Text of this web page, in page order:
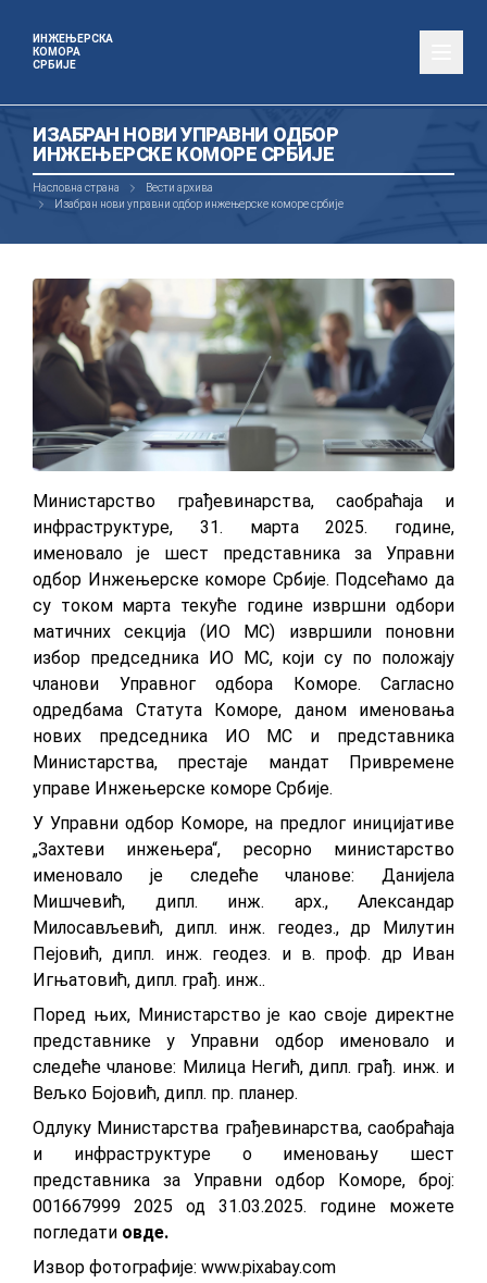
ИНЖЕЊЕРСКА
КОМОРА
СРБИЈЕ
ИЗАБРАН НОВИ УПРАВНИ ОДБОР
ИНЖЕЊЕРСКЕ КОМОРЕ СРБИЈЕ
Насловна страна
Вести архива
Изабран нови управни одбор инжењерске коморе србије
Министарство грађевинарства, саобраћаја и
инфраструктуре, 31. марта 2025. године,
именовало је шест представника за Управни
одбор Инжењерске коморе Србије. Подсећамо да
су током марта текуће године извршни одбори
матичних секција (ИО МС) извршили поновни
избор председника ИО МС, који су по положају
чланови Управног одбора Коморе. Сагласно
одредбама Статута Коморе, даном именовања
нових председника ИО МС и представника
Министарства, престаје мандат Привремене
управе Инжењерске коморе Србије.
У Управни одбор Коморе, на предлог иницијативе
„Захтеви инжењера“, ресорно министарство
именовало је следеће чланове: Данијела
Мишчевић, дипл. инж. арх., Александар
Милосављевић, дипл. инж. геодез., др Милутин
Пејовић, дипл. инж. геодез. и в. проф. др Иван
Игњатовић, дипл. грађ. инж..
Поред њих, Министарство је као своје директне
представнике у Управни одбор именовало и
следеће чланове: Милица Негић, дипл. грађ. инж. и
Вељко Бојовић, дипл. пр. планер.
Одлуку Министарства грађевинарства, саобраћаја
и инфраструктуре о именовању шeст
прeдстaвникa зa Упрaвни oдбoр Кoмoрe, број:
001667999 2025 од 31.03.2025. године можете
погледати овде.
Извор фотографије: www.pixabay.com